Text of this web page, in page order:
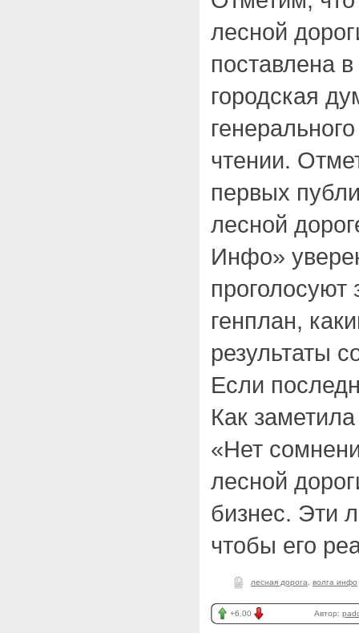
лесной
поставлена
городская
чтении.
первых
лесной
Инфо»
проголосуют
генплан,
результаты
Если
Как
«Нет
лесной
бизнес. Эти
чтобы его
лесная дорога волга инфо
+6.00 Автор: